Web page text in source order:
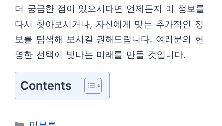
더 궁금한 점이 있으시다면 언제든지 이 정보를
다시 찾아보시거나, 자신에게 맞는 추가적인 정
보를 탐색해 보시길 권해드립니다. 여러분의 현
명한 선택이 빛나는 미래를 만들 것입니다.
Contents
카